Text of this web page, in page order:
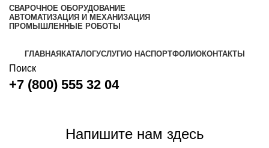
СВАРОЧНОЕ ОБОРУДОВАНИЕ
АВТОМАТИЗАЦИЯ И МЕХАНИЗАЦИЯ
ПРОМЫШЛЕННЫЕ РОБОТЫ
ГЛАВНАЯ КАТАЛОГУСЛУГИО НАСПОРТФОЛИОКОНТАКТЫ
Поиск
+7 (800) 555 32 04
Напишите нам здесь